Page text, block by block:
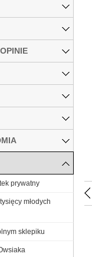
prywatny
młodych
sklepiku